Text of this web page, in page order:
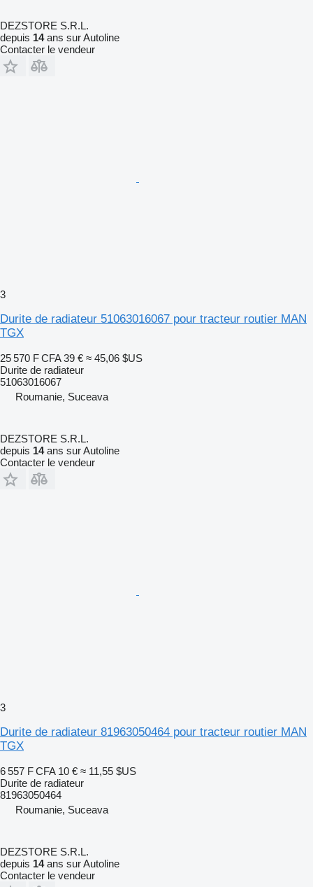
DEZSTORE S.R.L.
depuis 14ans sur Autoline
Contacter le vendeur
3
Durite de radiateur 51063016067 pour tracteur routier MAN
TGX
25 570 F CFA 39 € ≈ 45,06 $US
Durite de radiateur
51063016067
Roumanie, Suceava
DEZSTORE S.R.L.
depuis 14ans sur Autoline
Contacter le vendeur
3
Durite de radiateur 81963050464 pour tracteur routier MAN
TGX
6 557 F CFA 10 € ≈ 11,55 $US
Durite de radiateur
81963050464
Roumanie, Suceava
DEZSTORE S.R.L.
depuis 14ans sur Autoline
Contacter le vendeur